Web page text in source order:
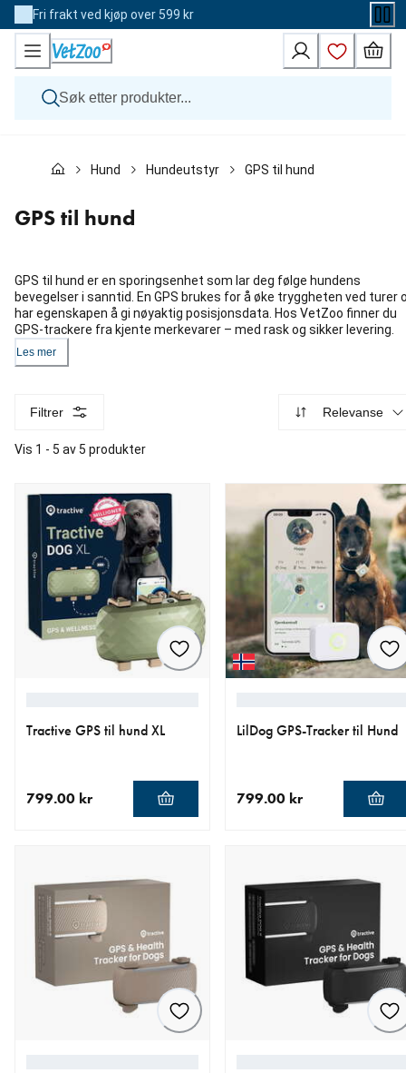
Skip
to
Content
Fri frakt ved kjøp over 599 kr
Katt
Andre dyr
Merker
Hund Hundeutstyr GPS til hund
GPS til hund
GPS til hund er en sporingsenhet som lar deg følge hundens
bevegelser i sanntid. En GPS brukes for å øke tryggheten ved turer
har egenskapen å gi nøyaktig posisjonsdata. Hos VetZoo finner du
GPS-trackere fra kjente merkevarer – med rask og sikker levering.
Les mer
Filtrer Relevanse
Vis 1 - 5 av 5 produkter
Tractive GPS til hund XL
799.00 kr
LilDog GPS-Tracker til Hund
799.00 kr